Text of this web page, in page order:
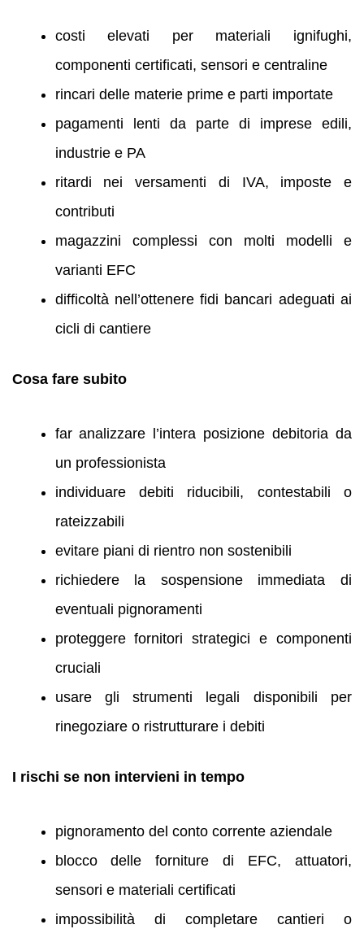
costi elevati per materiali ignifughi,
componenti certificati, sensori e centraline
rincari delle materie prime e parti importate
pagamenti lenti da parte di imprese edili,
industrie e PA
ritardi nei versamenti di IVA, imposte e
contributi
magazzini complessi con molti modelli e
varianti EFC
difficoltà nell’ottenere fidi bancari adeguati ai
cicli di cantiere
Cosa fare subito
far analizzare l’intera posizione debitoria da
un professionista
individuare debiti riducibili, contestabili o
rateizzabili
evitare piani di rientro non sostenibili
richiedere la sospensione immediata di
eventuali pignoramenti
proteggere fornitori strategici e componenti
cruciali
usare gli strumenti legali disponibili per
rinegoziare o ristrutturare i debiti
I rischi se non intervieni in tempo
pignoramento del conto corrente aziendale
blocco delle forniture di EFC, attuatori,
sensori e materiali certificati
impossibilità di completare cantieri o